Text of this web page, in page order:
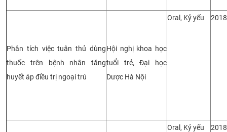
Phân tích việc tuân thủ dùng
thuốc trên bệnh nhân tăng
huyết áp điều trị ngoại trú
Hội nghị khoa học
tuổi trẻ, Đại học
Dược Hà Nội
Oral, Kỷ yếu 2018
Oral, Kỷ yếu 2018